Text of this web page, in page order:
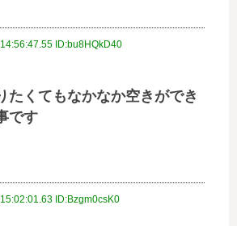
ID:bu8HQkD40
たくてもなかなか空きができ
です
ID:Bzgm0csK0